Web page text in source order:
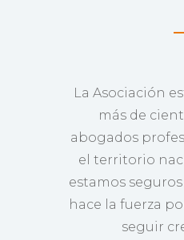
La Asociación
más de
abogados
el territorio
estamos
hace la fuerza
seguir